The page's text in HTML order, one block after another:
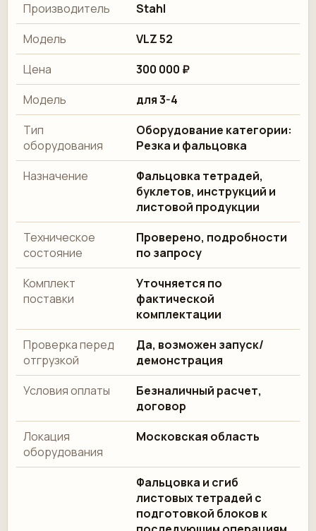
Производитель
Stahl
Модель
VLZ 52
Цена
300 000 ₽
Модель
для 3-4
Тип
оборудования
Оборудование категории:
Резка и фальцовка
Назначение
Фальцовка тетрадей,
буклетов, инструкций и
листовой продукции
Техническое
состояние
Проверено, подробности
по запросу
Комплект
поставки
Уточняется по
фактической
комплектации
Проверка перед
отгрузкой
Да, возможен запуск/
демонстрация
Условия оплаты
Безналичный расчет,
договор
Локация
оборудования
Московская область
Фальцовка и сгиб
листовых тетрадей с
подготовкой блоков к